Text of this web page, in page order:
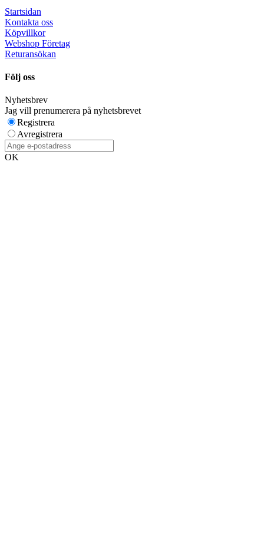
Startsidan
Kontakta oss
Köpvillkor
Webshop Företag
Returansökan
Följ oss
Nyhetsbrev
Jag vill prenumerera på nyhetsbrevet
Registrera
Avregistrera
OK